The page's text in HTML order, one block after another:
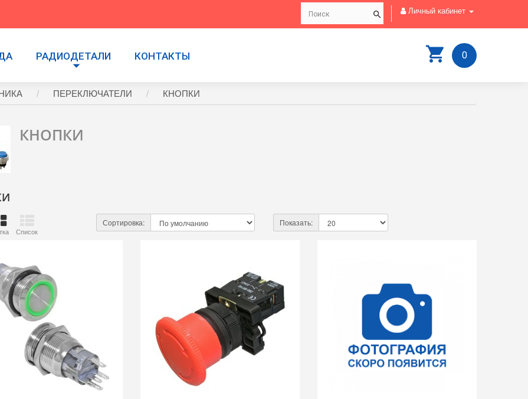
Личный кабинет
0
РАДИОДЕТАЛИ КОНТАКТЫ
ПЕРЕКЛЮЧАТЕЛИ КНОПКИ
КНОПКИ
Список
Сортировка: Показать: